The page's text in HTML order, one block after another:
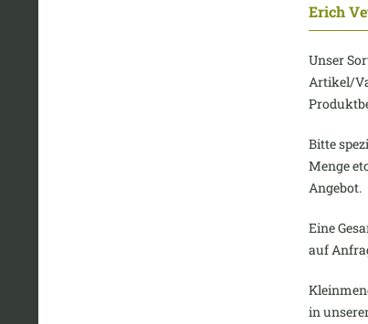
Erich
Unser
Artikel/
Bitte
Menge
Angebot.
Eine
auf
in